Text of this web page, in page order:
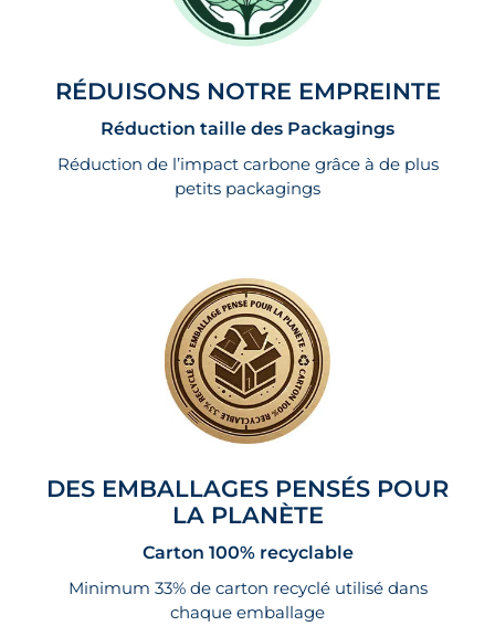
RÉDUISONS NOTRE EMPREINTE
Réduction taille des Packagings
Réduction de l’impact carbone grâce à de plus
petits packagings
DES EMBALLAGES PENSÉS POUR
LA PLANÈTE
Carton 100% recyclable
Minimum 33% de carton recyclé utilisé dans
chaque emballage